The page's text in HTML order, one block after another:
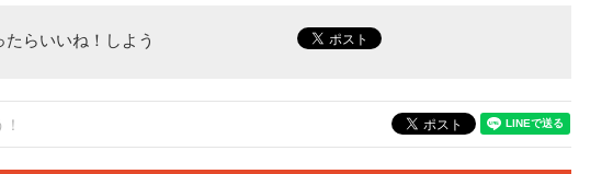
らいいね！しよう